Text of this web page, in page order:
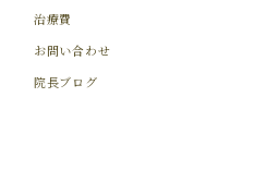
治療費
お問い合わせ
院長ブログ